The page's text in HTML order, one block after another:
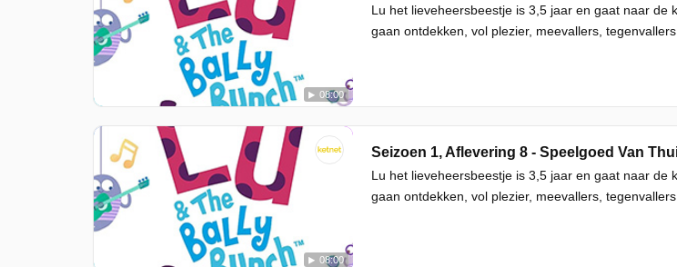
08:00
Lu het lieveheersbeestje is 3,5 jaar en gaat naar
gaan ontdekken, vol plezier, meevallers,
08:00
Seizoen 1, Aflevering 8 - Speelgoed Van
Lu het lieveheersbeestje is 3,5 jaar en gaat naar
gaan ontdekken, vol plezier, meevallers,